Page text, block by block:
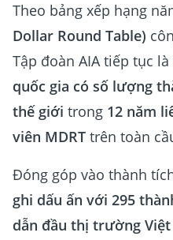
Theo bảng xếp hạng
Dollar Round Table)
Tập đoàn AIA tiếp tục là
quốc gia có số lượng
thế giới trong 12 năm
viên MDRT trên toàn
Đóng góp vào thành
ghi dấu ấn với 295
dẫn đầu thị trường